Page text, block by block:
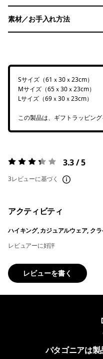
素材／お手入れ方法
Sサイズ（61ｘ30ｘ23cm）
Mサイズ（65ｘ30ｘ23cm）
Lサイズ（69ｘ30ｘ23cm）
この製品は、ギフトラッピング
評価:3.3 / 5 3.3 / 5
3レビューに基づく
アクティビティ
ハイキング, カジュアルウェア, ク
レビュアーに好評
レビューを書く
パタゴニアは製